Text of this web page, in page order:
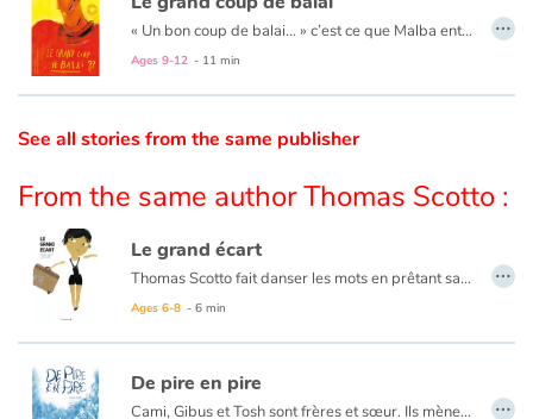
Contraste +
Schools
Libraries
Videos & Tutorials
« Un bon coup de balai... » c’est ce que Malba entendait de la part des passants qui passaient devant lui d’un air méprisant. Jusqu’à ce qu’il tombe sur un vrai balai qui allait l’aider à tracer son chemin...
Ages 9-12 - 11 min
…
See all stories from the same publisher
From the same author Thomas Scotto :
Le grand écart
Thomas Scotto fait danser les mots en prêtant sa voix à Anya, petite fille désorientée par son arrivée dans un nouveau pays dont elle ne connaît ni la langue ni les paysages. Et cet imaginaire enfantin, où les appartements deviennent un puzzle et les escaliers un tourbillon, valse avec les illustrations de Lucie Albon, toutes en douceur et inventivité.
Ages 6-8 - 6 min
…
De pire en pire
Cami, Gibus et Tosh sont frères et sœur. Ils mènent une vie tranquille quand, un jour, à l’heure du goûter, ils entendent leurs parents affirmer qu’il faut « en liquider un des trois, et sans tarder. » En une seconde, tout vole en éclats ! Pour n’en perdre aucun, il va falloir s’unir… ou pas. …